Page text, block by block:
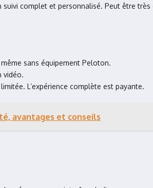
complet et personnalisé. Peut être très
sans équipement Peloton.
vidéo.
L’expérience complète est payante.
avantages et conseils